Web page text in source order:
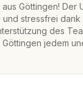
Göttingen! Der
stressfrei dank
des
jedem